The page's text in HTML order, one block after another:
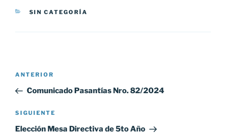
CATEGORÍAS
SIN CATEGORÍA
Navegación
entradas
Entrada
anterior:
ANTERIOR
Comunicado Pasantías Nro. 82/2024
Siguiente
entrada
SIGUIENTE
Elección Mesa Directiva de 5to Año